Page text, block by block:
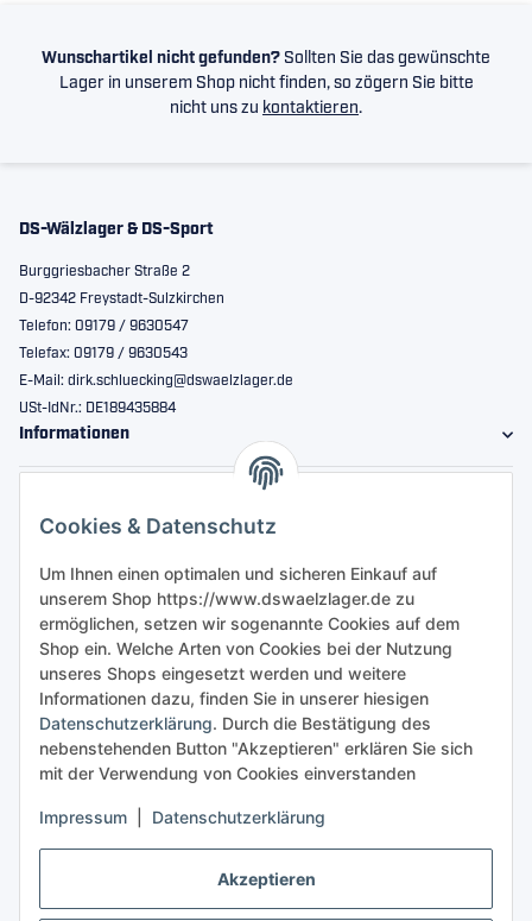
Akzeptieren
Cookies & Datenschutz
Um Ihnen einen optimalen und sicheren Einkauf auf
unserem Shop https://www.dswaelzlager.de zu
ermöglichen, setzen wir sogenannte Cookies auf dem
Shop ein. Welche Arten von Cookies bei der Nutzung
unseres Shops eingesetzt werden und weitere
Informationen dazu, finden Sie in unserer hiesigen
Datenschutzerklärung. Durch die Bestätigung des
nebenstehenden Button "Akzeptieren" erklären Sie sich
mit der Verwendung von Cookies einverstanden
Impressum Datenschutzerklärung
Wunschartikel nicht gefunden? Sollten Sie das gewünschte
Lager in unserem Shop nicht finden, so zögern Sie bitte
nicht uns zu kontaktieren.
DS-Wälzlager & DS-Sport
Burggriesbacher Straße 2
D-92342 Freystadt-Sulzkirchen
Telefon: 09179 / 9630547
Telefax: 09179 / 9630543
E-Mail: dirk.schluecking@dswaelzlager.de
USt-IdNr.: DE189435884
Informationen